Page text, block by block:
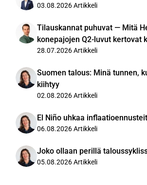
03.08.2026Artikkeli
Tilauskannat puhuvat — Mitä
konepajojen Q2-luvut kertovat
28.07.2026Artikkeli
Suomen talous: Minä tunnen,
kiihtyy
02.08.2026Artikkeli
El Niño uhkaa
06.08.2026Artikkeli
Joko ollaan perillä
05.08.2026Artikkeli